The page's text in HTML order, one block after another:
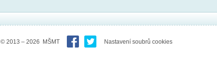
© 2013 – 2026 MŠMT Nastavení soubrů cookies